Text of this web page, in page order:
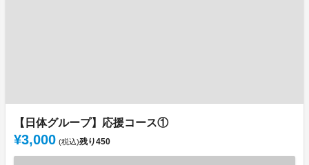
【日体グループ】応援コース①
¥3,000 (税込)残り450